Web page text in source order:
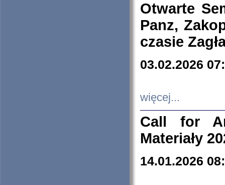
Otwarte
Panz,
czasie
03.02.2026
więcej...
Call for
Materiały
14.01.2026